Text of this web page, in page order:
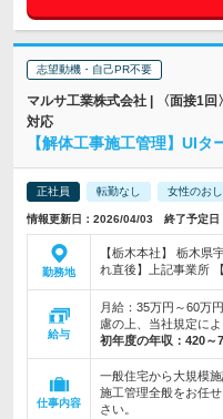
志望動機・自己PR不要
マルサ工業株式会社 | 〈面接1
対応
【解体工事施工管理】UI
正社員 転勤なし 女性のお
情報更新日：2026/04/03 終了予定日
勤務地
【栃木本社】 栃木県
れ直後】上記事業所
給与
月給：35万円～60万
慮の上、当社規定に
初年度の年収： 420～
仕事内容
一般住宅から大規模
施工管理全般をお任
さい。